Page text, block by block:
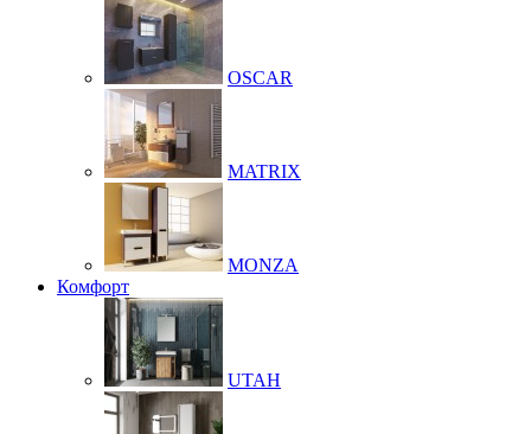
OSCAR
MATRIX
MONZA
Комфорт
UTAH